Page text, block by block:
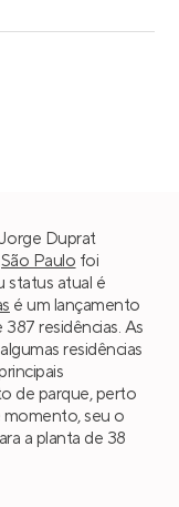
Duprat
São Paulo foi
status atual é
é um lançamento
residências. As
residências
de parque, perto
momento, seu o
a planta de 38